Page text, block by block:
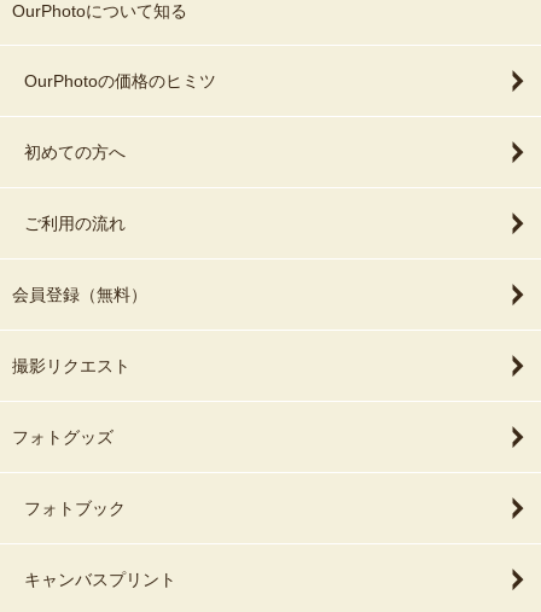
OurPhotoについて知る
OurPhotoの価格のヒミツ
初めての方へ
ご利用の流れ
会員登録（無料）
撮影リクエスト
フォトグッズ
フォトブック
キャンバスプリント